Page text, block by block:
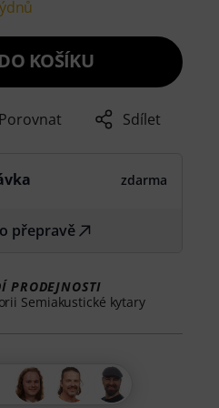
DO KOŠÍKU
Porovnat Sdílet
zdarma
přepravě
PRODEJNOSTI
Semiakustické kytary